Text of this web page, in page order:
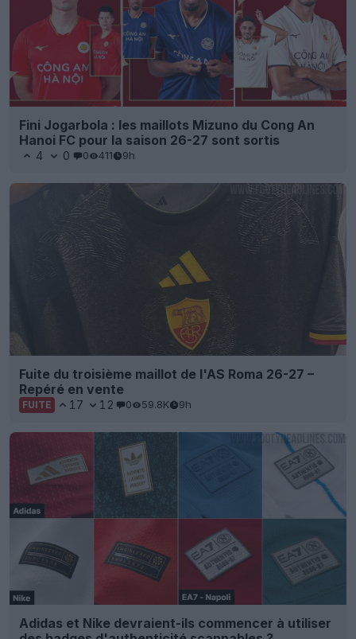
Fini Jogarbola : les maillots Mizuno du Cong An
Hanoi FC pour la saison 26-27 sont sortis
4 0 0 411 9h
Fuite du troisième maillot de l'AS Roma 26-27 –
Repéré en vente
FUITE 17 12 0 59.8K 9h
Adidas et Nike devraient-ils commencer à utiliser